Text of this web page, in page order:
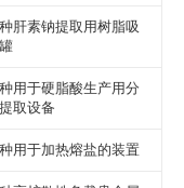
肝素钠提取用树脂吸
用于硬脂酸生产用分
取设备
用于加热熔盐的装置